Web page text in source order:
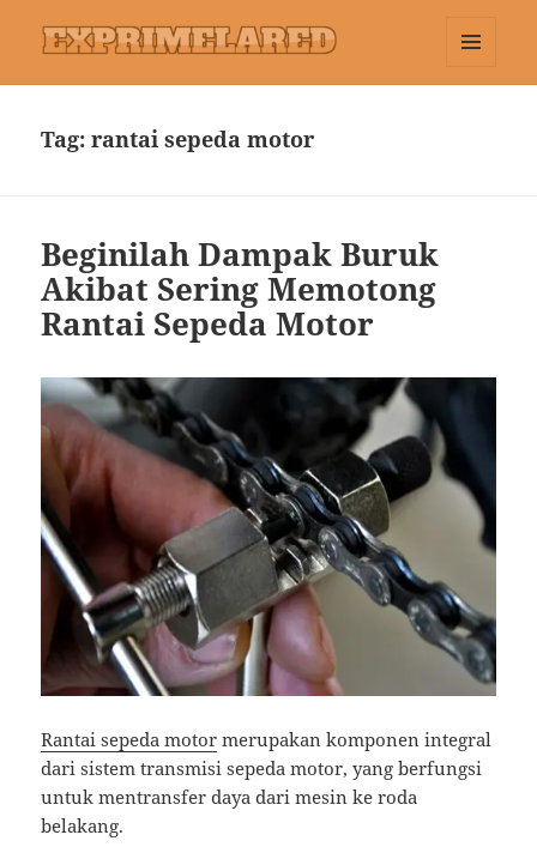
Exprimelared
Tag:rantai sepeda motor
Beginilah Dampak Buruk
Akibat Sering Memotong
Rantai Sepeda Motor
Rantai sepeda motor merupakan komponen integral
dari sistem transmisi sepeda motor, yang berfungsi
untuk mentransfer daya dari mesin ke roda
belakang.